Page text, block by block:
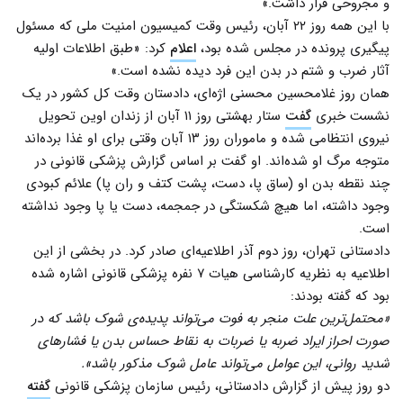
با این همه روز ۲۲ آبان، رئیس وقت کمیسیون امنیت ملی که مسئول
پیگیری پرونده در مجلس شده بود، اعلام کرد: «طبق اطلاعات اولیه
آثار ضرب و شتم در بدن این فرد دیده نشده است.»
همان روز غلامحسین محسنی اژه‌ای، دادستان وقت کل کشور در یک
نشست خبری گفت
ستار بهشتی روز ۱۱ آبان از زندان اوین تحویل
نیروی انتظامی شده و ماموران روز ۱۳ آبان وقتی برای او غذا برده‌اند
متوجه مرگ او شده‌اند. او گفت بر اساس گزارش پزشکی قانونی در
چند نقطه بدن او (ساق پا، دست، پشت کتف و ران پا) علائم کبودی
وجود داشته، اما هیچ شکستگی در جمجمه، دست یا پا وجود نداشته
است.
دادستانی تهران، روز دوم آذر اطلاعیه‌ای صادر کرد. در بخشی از این
اطلاعیه به نظریه کارشناسی هیات ۷ نفره پزشکی قانونی اشاره شده
بود که گفته بودند:
«محتمل‌ترین علت منجر به فوت می‌تواند پدیده‌ی شوک باشد که در
صورت احراز ایراد ضربه یا ضربات به نقاط حساس بدن یا فشارهای
شدید روانی، این عوامل می‌تواند عامل شوک مذکور باشد».
دو روز پیش از گزارش دادستانی، رئیس سازمان پزشکی قانونی گفته